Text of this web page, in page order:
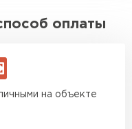
оплаты
на объекте